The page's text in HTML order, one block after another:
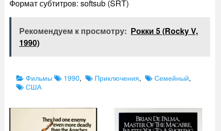
Формат субтитров: softsub (SRT)
Рекомендуем к просмотру: Рокки 5 (Rocky V,
1990)
Categories
ФильмыTags1990, Приключения, Семейный,
США